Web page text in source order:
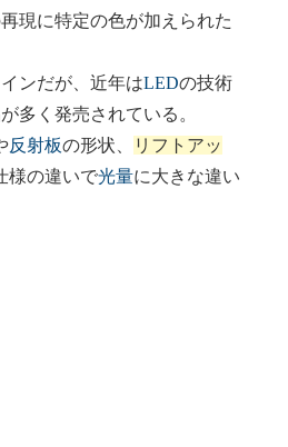
現に特定の色が加えられた
ンだが、近年はLEDの技術
多く発売されている。
反射板の形状、
リフトアッ
様の違いで光量に大きな違い